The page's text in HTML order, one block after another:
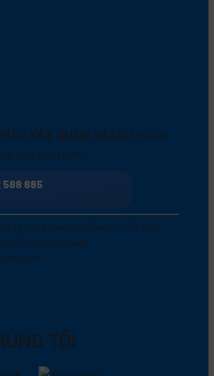
XÂY DỰNG HẢI ÂU Chuyên
máy công trình
588 885
Tòa nhà Hancorp Plaza, số 72 Trần
Đô, Hà Nội Email:
TÔI